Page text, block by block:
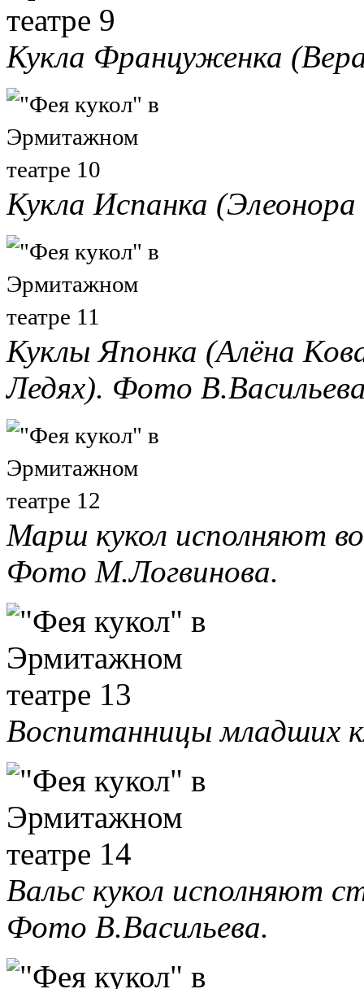
Кукла Француженка
Кукла Испанка
Куклы Японка (Алёна
Ледях). Фото
Марш кукол исполняют
Фото М.Логвинова.
Воспитанницы младших
Вальс кукол исполняют
Фото В.Васильева.